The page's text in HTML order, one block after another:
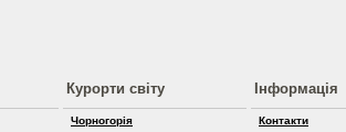
Курорти світу
Чорногорія
Інформація
Контакти